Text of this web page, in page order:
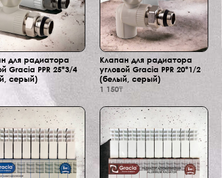
для радиатора
Gracia PPR 25*3/4
серый)
Клапан для радиатора
угловой Gracia PPR 20*1/2
(белый, серый)
1 150₸